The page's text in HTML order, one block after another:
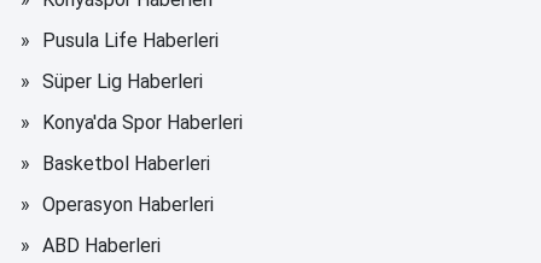
Pusula Life Haberleri
Süper Lig Haberleri
Konya'da Spor Haberleri
Basketbol Haberleri
Operasyon Haberleri
ABD Haberleri